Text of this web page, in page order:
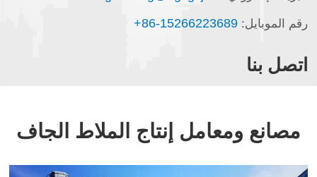
رقم الموبايل:+86-15266223689
اتصل بنا
مصانع ومعامل إنتاج الملاط الجاف